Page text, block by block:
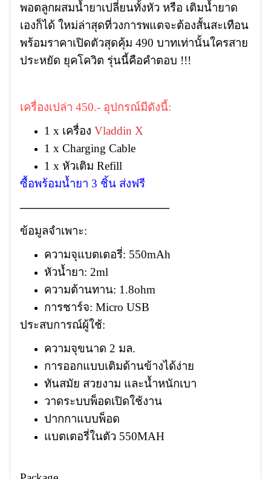
พอตลูกผสมน้ำยาเปลี่ยนทั้งหัว หรือ เติมน้ำยาด
เองก็ได้ ใหม่ล่าสุดที่วงการพแตจะต้องสั้นสะเทือน
พร้อมราคาเปิดตัวสุดคุ้ม 490 บาทเท่านั้นใครสาย
ประหยัด ยุคโควิต รุ่นนี้คือคำตอบ !!!
เครื่องเปล่า 450.- อุปกรณ์มีดังนี้:
1 x เครื่อง Vladdin X
1 x Charging Cable
1 x หัวเติม Refill
ซื้อพร้อมน้ำยา 3 ชิ้น ส่งฟรี
—————————————
ข้อมูลจำเพาะ:
ความจุแบตเตอรี่: 550mAh
หัวน้ำยา: 2ml
ความต้านทาน: 1.8ohm
การชาร์จ: Micro USB
ประสบการณ์ผู้ใช้:
ความจุขนาด 2 มล.
การออกแบบเติมด้านข้างได้ง่าย
ทันสมัย สวยงาม และน้ำหนักเบา
วาดระบบพ็อดเปิดใช้งาน
ปากกาแบบพ็อด
แบตเตอรี่ในตัว 550MAH